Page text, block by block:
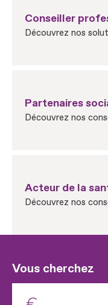
Conseiller
Découvrez nos
Partenaires
Découvrez nos
Acteur de la
Découvrez nos
Vous cherchez